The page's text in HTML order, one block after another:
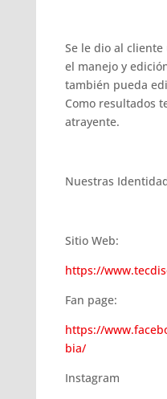
Se le dio al
el manejo y
también pueda
Como resultados
atrayente.
Nuestras
Sitio Web:
https://
Fan page:
https://
bia/
Instagram